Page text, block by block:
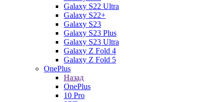
Galaxy S22 Ultra
Galaxy S22+
Galaxy S23
Galaxy S23 Plus
Galaxy S23 Ultra
Galaxy Z Fold 4
Galaxy Z Fold 5
OnePlus
Назад
OnePlus
10 Pro